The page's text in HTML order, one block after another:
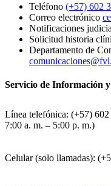
Teléfono (+57) 602
Correo electrónico
Notificaciones
Solicitud historia
Departamento de
Servicio de Información
Línea telefónica: (+57)
7:00 a. m. – 5:00 p. m.)
Celular (solo llamadas):